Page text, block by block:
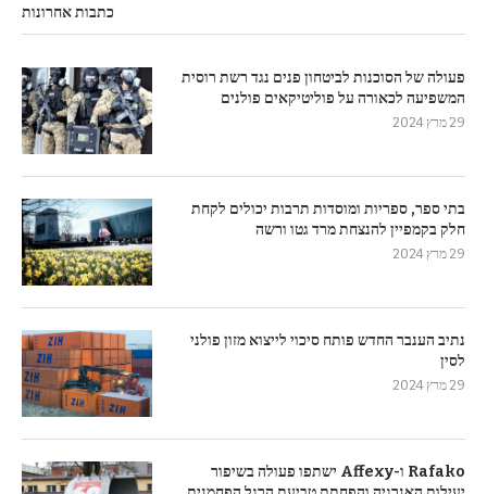
כתבות אחרונות
פעולה של הסוכנות לביטחון פנים נגד רשת רוסית
המשפיעה לכאורה על פוליטיקאים פולנים
29 מרץ 2024
בתי ספר, ספריות ומוסדות תרבות יכולים לקחת
חלק בקמפיין להנצחת מרד גטו ורשה
29 מרץ 2024
נתיב הענבר החדש פותח סיכוי לייצוא מזון פולני
לסין
29 מרץ 2024
Rafako ו-Affexy ישתפו פעולה בשיפור